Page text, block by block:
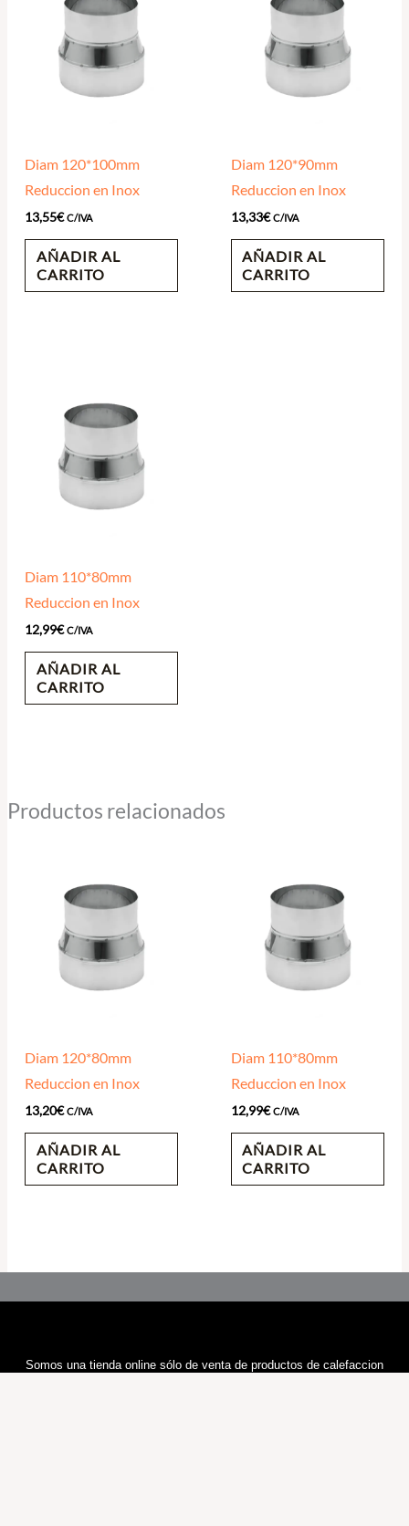
Diam 120*100mm
Reduccion en Inox
13,55€ C/IVA
AÑADIR AL
CARRITO
Diam 120*90mm
Reduccion en Inox
13,33€ C/IVA
AÑADIR AL
CARRITO
Diam 110*80mm
Reduccion en Inox
12,99€ C/IVA
AÑADIR AL
CARRITO
Productos relacionados
Diam 120*80mm
Reduccion en Inox
13,20€ C/IVA
AÑADIR AL
CARRITO
Diam 110*80mm
Reduccion en Inox
12,99€ C/IVA
AÑADIR AL
CARRITO
Somos una tienda online sólo de venta de productos de calefaccion